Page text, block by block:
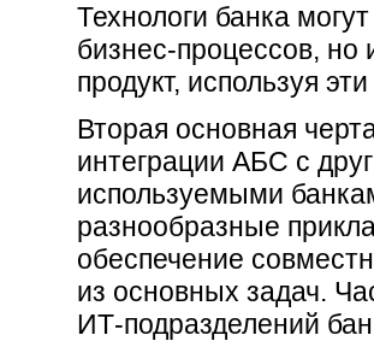
Технологи банка
бизнес-процессов, но
продукт, используя
Вторая основная
интеграции АБС с
используемыми
разнообразные
обеспечение
из основных задач.
ИТ-подразделений